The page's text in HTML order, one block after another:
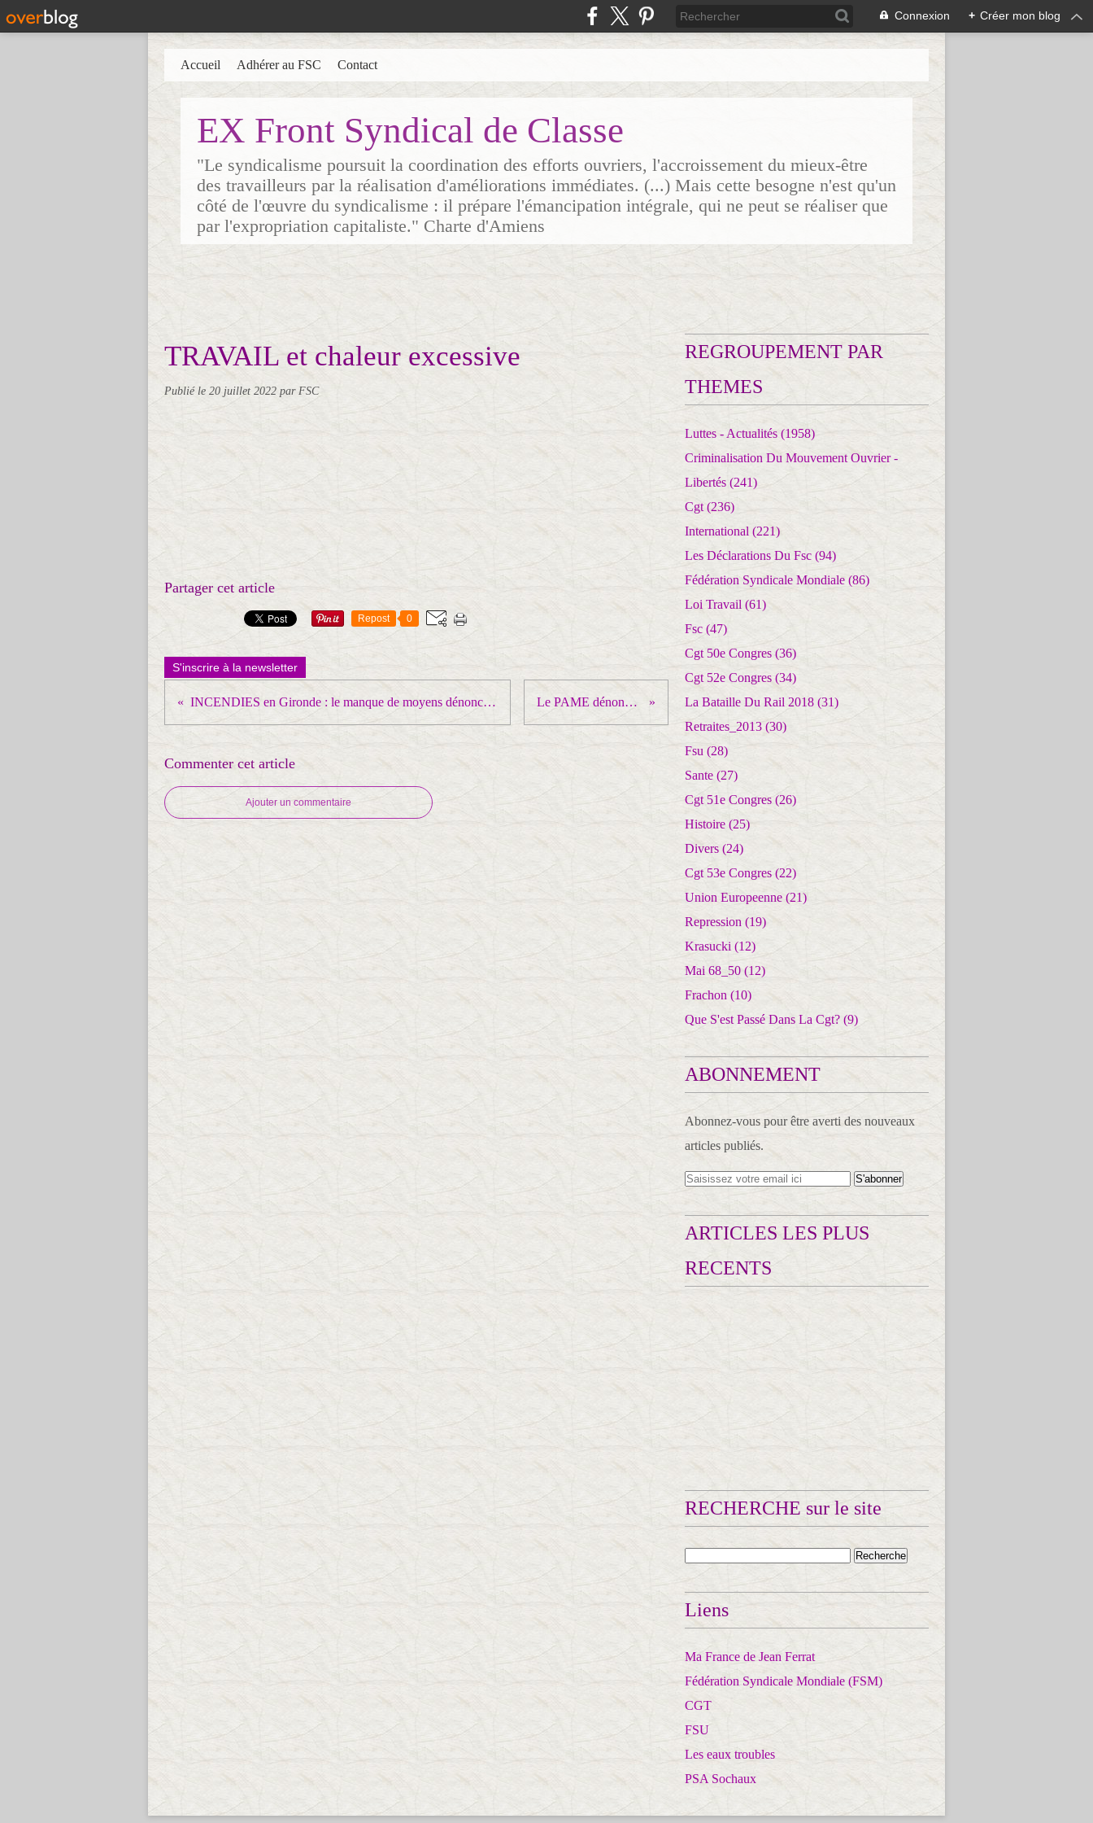
Connexion + Créer mon blog
EX Front Syndical de Classe
"Le syndicalisme poursuit la coordination des efforts ouvriers, l'accroissement du mieux-être
des travailleurs par la réalisation d'améliorations immédiates. (...) Mais cette besogne n'est qu'un
côté de l'œuvre du syndicalisme : il prépare l'émancipation intégrale, qui ne peut se réaliser que
par l'expropriation capitaliste." Charte d'Amiens
Accueil Adhérer au FSC Contact
TRAVAIL et chaleur excessive
Publié le 20 juillet 2022 par FSC
Partager cet article
Repost 0
S'inscrire à la newsletter
INCENDIES en Gironde : le manque de moyens dénoncé, il va falloir choisir entre la croissance des dépenses militaires, la fourniture d'armes à l'Ukraine ... ET la piorité aux dépenses sociales et de sécurité réellement utiles Le PAME dénonce les tentatives de criminalisation de l'action syndicale en Italie
Commenter cet article
Ajouter un commentaire
REGROUPEMENT PAR
THEMES
Luttes - Actualités (1958)
Criminalisation Du Mouvement Ouvrier -
Libertés (241)
Cgt (236)
International (221)
Les Déclarations Du Fsc (94)
Fédération Syndicale Mondiale (86)
Loi Travail (61)
Fsc (47)
Cgt 50e Congres (36)
Cgt 52e Congres (34)
La Bataille Du Rail 2018 (31)
Retraites_2013 (30)
Fsu (28)
Sante (27)
Cgt 51e Congres (26)
Histoire (25)
Divers (24)
Cgt 53e Congres (22)
Union Europeenne (21)
Repression (19)
Krasucki (12)
Mai 68_50 (12)
Frachon (10)
Que S'est Passé Dans La Cgt? (9)
ABONNEMENT
Abonnez-vous pour être averti des nouveaux
articles publiés.
ARTICLES LES PLUS
RECENTS
RECHERCHE sur le site
Liens
Ma France de Jean Ferrat
Fédération Syndicale Mondiale (FSM)
CGT
FSU
Les eaux troubles
PSA Sochaux